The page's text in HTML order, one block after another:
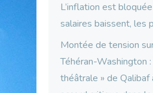
L’inflation est
salaires baissent, les
Montée de tension
Téhéran-Washington
théâtrale » de Qalibaf